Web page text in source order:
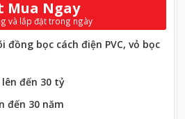
Mua Ngay
và lắp đặt trong ngày
đồng bọc cách điện PVC, vỏ bọc
đến 30 tỷ
đến 30 năm